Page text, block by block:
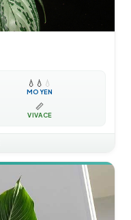
💧 💧 💧
MOYEN
📏
VIVACE